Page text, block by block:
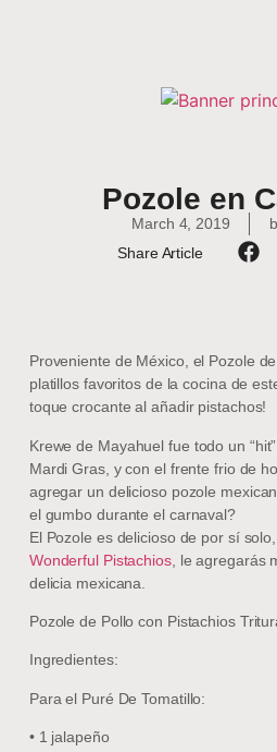
Pozole en
March 4, 2019
Share Article
Proveniente de México, el Pozole
platillos favoritos de la cocina de
toque crocante al añadir pistachos!
Krewe de Mayahuel fue todo un
Mardi Gras, y con el frente frio de
agregar un delicioso pozole
el gumbo durante el carnaval?
El Pozole es delicioso de por sí
Wonderful Pistachios, le agregarás
delicia mexicana.
Pozole de Pollo con Pistachios
Ingredientes:
Para el Puré De Tomatillo:
• 1 jalapeño